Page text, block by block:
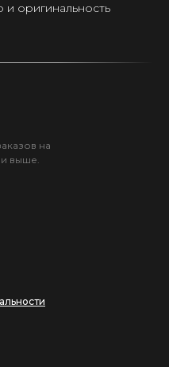
и оригинальность
на
выше.